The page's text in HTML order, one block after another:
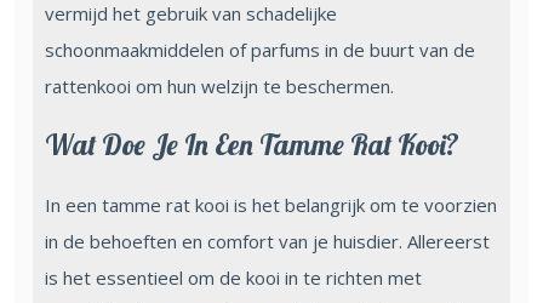
vermijd het gebruik van schadelijke
schoonmaakmiddelen of parfums in de buurt van de
rattenkooi om hun welzijn te beschermen.
Wat Doe Je In Een Tamme Rat Kooi?
In een tamme rat kooi is het belangrijk om te voorzien
in de behoeften en comfort van je huisdier. Allereerst
is het essentieel om de kooi in te richten met